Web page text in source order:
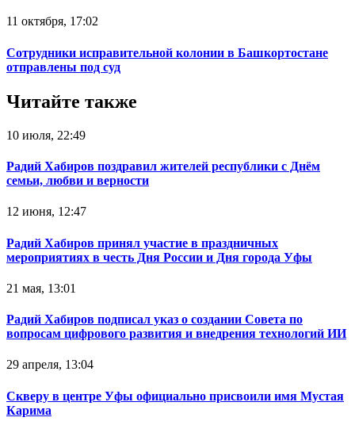
11 октября, 17:02
Сотрудники исправительной колонии в Башкортостане
отправлены под суд
Читайте также
10 июля, 22:49
Радий Хабиров поздравил жителей республики с Днём
семьи, любви и верности
12 июня, 12:47
Радий Хабиров принял участие в праздничных
мероприятиях в честь Дня России и Дня города Уфы
21 мая, 13:01
Радий Хабиров подписал указ о создании Совета по
вопросам цифрового развития и внедрения технологий ИИ
29 апреля, 13:04
Скверу в центре Уфы официально присвоили имя Мустая
Карима